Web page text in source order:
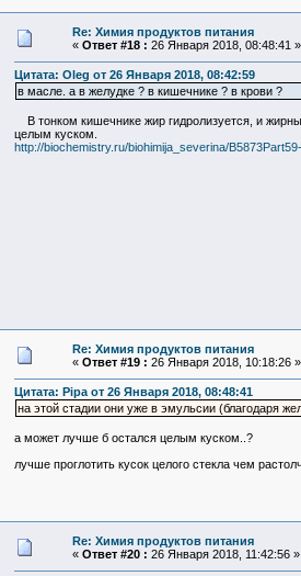
Re: Химия продуктов питания
« Ответ #18 : 26 Января 2018, 08:48:41 »
Цитата: Oleg от 26 Января 2018, 08:42:59
в масле. а в желудке ? в кишечнике ? в крови ?
В тонком кишечнике жир гидролизуется, и
целым куском.
http://biochemistry.ru/biohimija_severina/
Re: Химия продуктов питания
« Ответ #19 : 26 Января 2018, 10:18:26 »
Цитата: Pipa от 26 Января 2018, 08:48:41
на этой стадии они уже в эмульсии (благодаря
а может лучше б остался целым куском..?
лучше проглотить кусок целого стекла чем
Re: Химия продуктов питания
« Ответ #20 : 26 Января 2018, 11:42:56 »